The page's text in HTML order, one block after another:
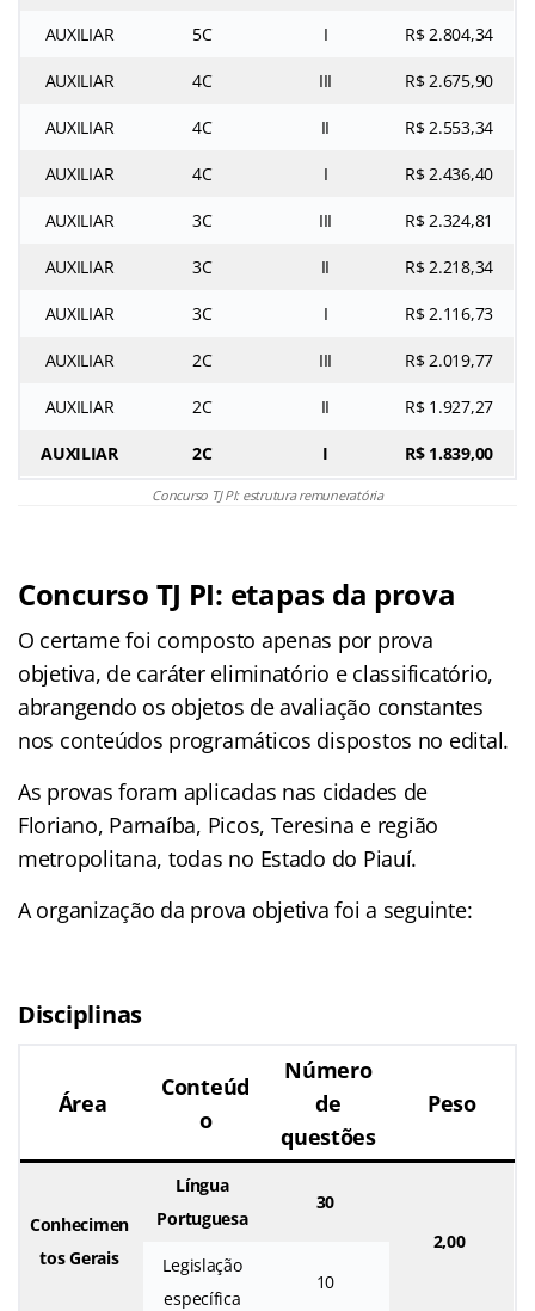
AUXILIAR 5C I R$ 2.804,34
AUXILIAR 4C III R$ 2.675,90
AUXILIAR 4C II R$ 2.553,34
AUXILIAR 4C I R$ 2.436,40
AUXILIAR 3C III R$ 2.324,81
AUXILIAR 3C II R$ 2.218,34
AUXILIAR 3C I R$ 2.116,73
AUXILIAR 2C III R$ 2.019,77
AUXILIAR 2C II R$ 1.927,27
AUXILIAR 2C I R$ 1.839,00
Concurso TJ PI: estrutura remuneratória
Concurso TJ PI: etapas da prova
O certame foi composto apenas por prova
objetiva, de caráter eliminatório e classificatório,
abrangendo os objetos de avaliação constantes
nos conteúdos programáticos dispostos no edital.
As provas foram aplicadas nas cidades de
Floriano, Parnaíba, Picos, Teresina e região
metropolitana, todas no Estado do Piauí.
A organização da prova objetiva foi a seguinte:
Disciplinas
Área
Conteúd
o
Número
de
questões
Peso
Conhecimen
tos Gerais
Língua
Portuguesa
30
2,00
Legislação
específica
10